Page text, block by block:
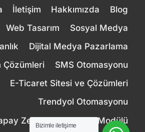
İletişim Hakkımızda
Blog
Web Tasarım
Sosyal Medya
Dijital Medya Pazarlama
Çözümleri
SMS Otomasyonu
E-Ticaret Sitesi ve Çözümleri
Trendyol Otomasyonu
Zeka Canlı Destek Modülü
Bizimle iletişime